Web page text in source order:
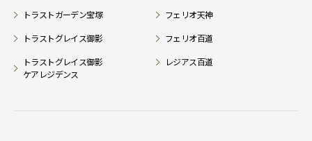
トラストガーデン宝塚
トラストグレイス御影
トラストグレイス御影
ケアレジデンス
フェリオ天神
フェリオ百道
レジアス百道